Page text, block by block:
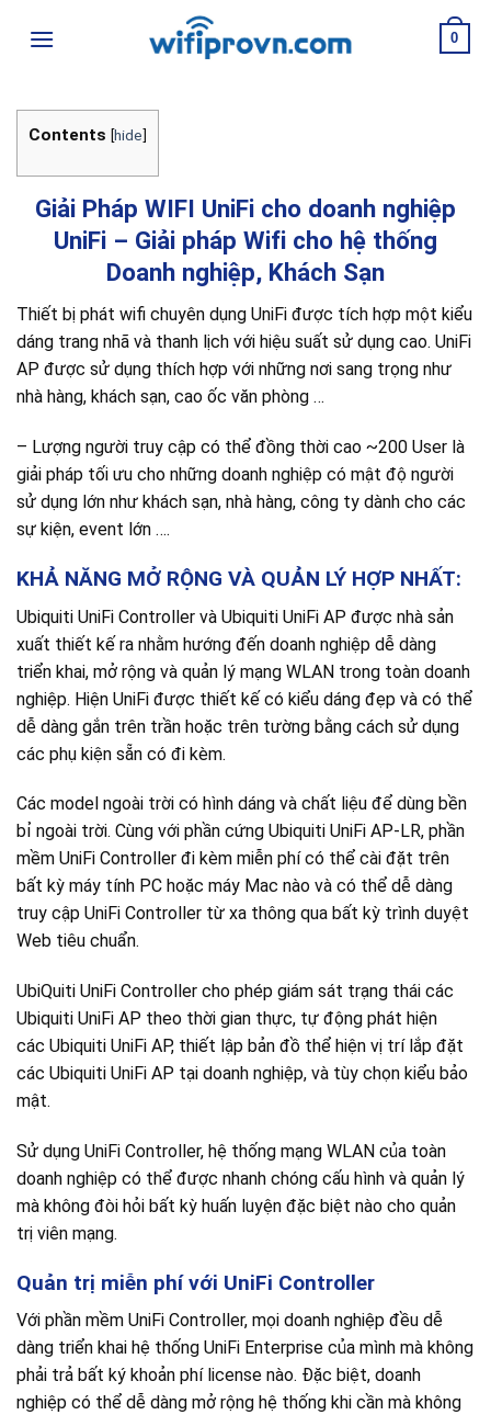
0
Contents [hide]
Giải Pháp WIFI UniFi cho doanh nghiệp
UniFi – Giải pháp Wifi cho hệ thống
Doanh nghiệp, Khách Sạn
Thiết bị phát wifi chuyên dụng UniFi được tích hợp một kiểu
dáng trang nhã và thanh lịch với hiệu suất sử dụng cao. UniFi
AP được sử dụng thích hợp với những nơi sang trọng như
nhà hàng, khách sạn, cao ốc văn phòng …
– Lượng người truy cập có thể đồng thời cao ~200 User là
giải pháp tối ưu cho những doanh nghiệp có mật độ người
sử dụng lớn như khách sạn, nhà hàng, công ty dành cho các
sự kiện, event lớn ….
KHẢ NĂNG MỞ RỘNG VÀ QUẢN LÝ HỢP NHẤT:
Ubiquiti UniFi Controller và Ubiquiti UniFi AP được nhà sản
xuất thiết kế ra nhằm hướng đến doanh nghiệp dễ dàng
triển khai, mở rộng và quản lý mạng WLAN trong toàn doanh
nghiệp. Hiện UniFi được thiết kế có kiểu dáng đẹp và có thể
dễ dàng gắn trên trần hoặc trên tường bằng cách sử dụng
các phụ kiện sẵn có đi kèm.
Các model ngoài trời có hình dáng và chất liệu để dùng bền
bỉ ngoài trời. Cùng với phần cứng Ubiquiti UniFi AP-LR, phần
mềm UniFi Controller đi kèm miễn phí có thể cài đặt trên
bất kỳ máy tính PC hoặc máy Mac nào và có thể dễ dàng
truy cập UniFi Controller từ xa thông qua bất kỳ trình duyệt
Web tiêu chuẩn.
UbiQuiti UniFi Controller cho phép giám sát trạng thái các
Ubiquiti UniFi AP theo thời gian thực, tự động phát hiện
các Ubiquiti UniFi AP, thiết lập bản đồ thể hiện vị trí lắp đặt
các Ubiquiti UniFi AP tại doanh nghiệp, và tùy chọn kiểu bảo
mật.
Sử dụng UniFi Controller, hệ thống mạng WLAN của toàn
doanh nghiệp có thể được nhanh chóng cấu hình và quản lý
mà không đòi hỏi bất kỳ huấn luyện đặc biệt nào cho quản
trị viên mạng.
Quản trị miễn phí với UniFi Controller
Với phần mềm UniFi Controller, mọi doanh nghiệp đều dễ
dàng triển khai hệ thống UniFi Enterprise của mình mà không
phải trả bất ký khoản phí license nào. Đặc biệt, doanh
nghiệp có thể dễ dàng mở rộng hệ thống khi cần mà không